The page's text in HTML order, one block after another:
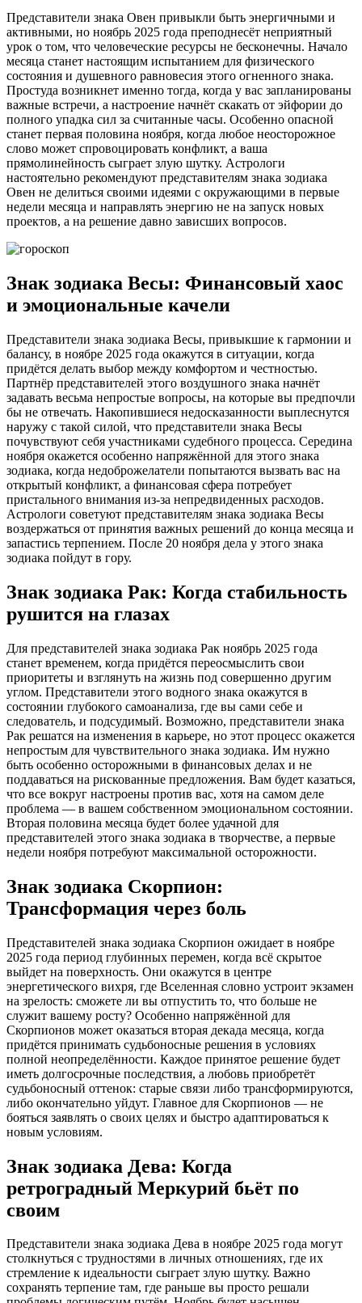
Представители знака Овен привыкли быть энергичными и
активными, но ноябрь 2025 года преподнесёт неприятный
урок о том, что человеческие ресурсы не бесконечны. Начало
месяца станет настоящим испытанием для физического
состояния и душевного равновесия этого огненного знака.
Простуда возникнет именно тогда, когда у вас запланированы
важные встречи, а настроение начнёт скакать от эйфории до
полного упадка сил за считанные часы. Особенно опасной
станет первая половина ноября, когда любое неосторожное
слово может спровоцировать конфликт, а ваша
прямолинейность сыграет злую шутку. Астрологи
настоятельно рекомендуют представителям знака зодиака
Овен не делиться своими идеями с окружающими в первые
недели месяца и направлять энергию не на запуск новых
проектов, а на решение давно зависших вопросов.
Знак зодиака Весы: Финансовый хаос
и эмоциональные качели
Представители знака зодиака Весы, привыкшие к гармонии и
балансу, в ноябре 2025 года окажутся в ситуации, когда
придётся делать выбор между комфортом и честностью.
Партнёр представителей этого воздушного знака начнёт
задавать весьма непростые вопросы, на которые вы предпочли
бы не отвечать. Накопившиеся недосказанности выплеснутся
наружу с такой силой, что представители знака Весы
почувствуют себя участниками судебного процесса. Середина
ноября окажется особенно напряжённой для этого знака
зодиака, когда недоброжелатели попытаются вызвать вас на
открытый конфликт, а финансовая сфера потребует
пристального внимания из-за непредвиденных расходов.
Астрологи советуют представителям знака зодиака Весы
воздержаться от принятия важных решений до конца месяца и
запастись терпением. После 20 ноября дела у этого знака
зодиака пойдут в гору.
Знак зодиака Рак: Когда стабильность
рушится на глазах
Для представителей знака зодиака Рак ноябрь 2025 года
станет временем, когда придётся переосмыслить свои
приоритеты и взглянуть на жизнь под совершенно другим
углом. Представители этого водного знака окажутся в
состоянии глубокого самоанализа, где вы сами себе и
следователь, и подсудимый. Возможно, представители знака
Рак решатся на изменения в карьере, но этот процесс окажется
непростым для чувствительного знака зодиака. Им нужно
быть особенно осторожными в финансовых делах и не
поддаваться на рискованные предложения. Вам будет казаться,
что все вокруг настроены против вас, хотя на самом деле
проблема — в вашем собственном эмоциональном состоянии.
Вторая половина месяца будет более удачной для
представителей этого знака зодиака в творчестве, а первые
недели ноября потребуют максимальной осторожности.
Знак зодиака Скорпион:
Трансформация через боль
Представителей знака зодиака Скорпион ожидает в ноябре
2025 года период глубинных перемен, когда всё скрытое
выйдет на поверхность. Они окажутся в центре
энергетического вихря, где Вселенная словно устроит экзамен
на зрелость: сможете ли вы отпустить то, что больше не
служит вашему росту? Особенно напряжённой для
Скорпионов может оказаться вторая декада месяца, когда
придётся принимать судьбоносные решения в условиях
полной неопределённости. Каждое принятое решение будет
иметь долгосрочные последствия, а любовь приобретёт
судьбоносный оттенок: старые связи либо трансформируются,
либо окончательно уйдут. Главное для Скорпионов — не
бояться заявлять о своих целях и быстро адаптироваться к
новым условиям.
Знак зодиака Дева: Когда
ретроградный Меркурий бьёт по
своим
Представители знака зодиака Дева в ноябре 2025 года могут
столкнуться с трудностями в личных отношениях, где их
стремление к идеальности сыграет злую шутку. Важно
сохранять терпение там, где раньше вы просто решали